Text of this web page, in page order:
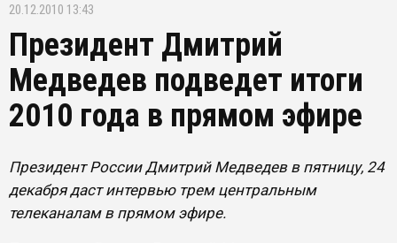
20.12.2010 13:43
Президент Дмитрий
Медведев подведет итоги
2010 года в прямом эфире
Президент России Дмитрий Медведев в пятницу, 24
декабря даст интервью трем центральным
телеканалам в прямом эфире.